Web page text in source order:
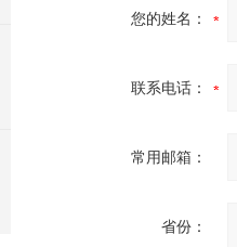
您的姓名：
联系电话：
常用邮箱：
省份：